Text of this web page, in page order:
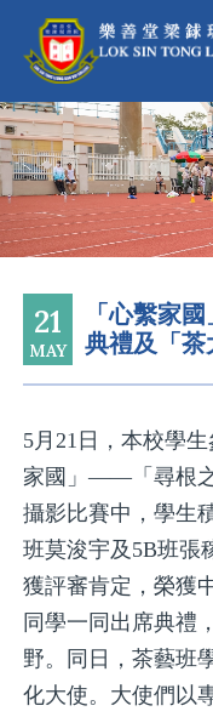
21
MAY
「心繫家
典禮及「
5月21日，本校學
家國」——「尋根
攝影比賽中，學生
班莫浚宇及5B班張
獲評審肯定，榮獲
同學一同出席典禮
野。同日，茶藝班
化大使。大使們以